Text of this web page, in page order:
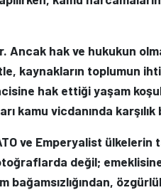
Ancak hak ve hukukun
kaynakların toplumun
hak ettiği yaşam
kamu vicdanında karşılık
ve Emperyalist ülkelerin
değil;
bağamsızlığından,